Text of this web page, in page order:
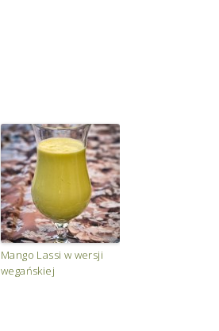
Mango Lassi w wersji
wegańskiej